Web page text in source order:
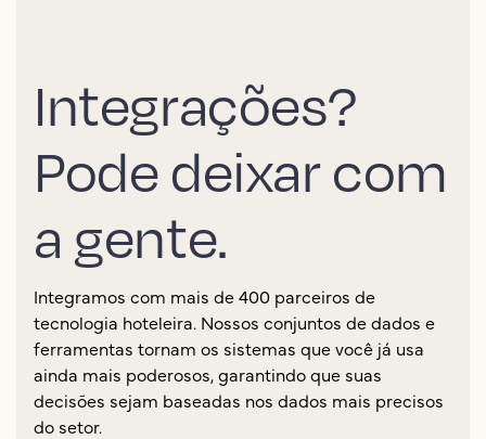
Integrações?
Pode deixar com
a gente.
Integramos com mais de 400 parceiros de
tecnologia hoteleira. Nossos conjuntos de dados e
ferramentas tornam os sistemas que você já usa
ainda mais poderosos, garantindo que suas
decisões sejam baseadas nos dados mais precisos
do setor.